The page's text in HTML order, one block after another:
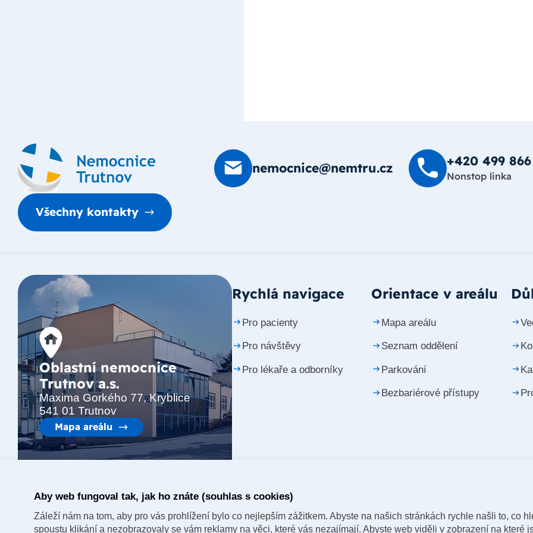
nemocnice@nemtru.cz +420 499
Nonstop linka
Všechny kontakty
Oblastní nemocnice
Trutnov a.s.
Maxima Gorkého 77, Kryblice
541 01 Trutnov
Mapa areálu
Rychlá navigace
Pro pacienty
Pro návštěvy
Pro lékaře a odborníky
Orientace v areálu
Mapa areálu
Seznam oddělení
Parkování
Bezbariérové přístupy
Aby web fungoval tak, jak ho znáte (souhlas s cookies)
Záleží nám na tom, aby pro vás prohlížení bylo co nejlepším zážitkem. Abyste na našich stránkách rychle našli to, co
spoustu klikání a nezobrazovaly se vám reklamy na věci, které vás nezajímají. Abyste web viděli v zobrazení na které